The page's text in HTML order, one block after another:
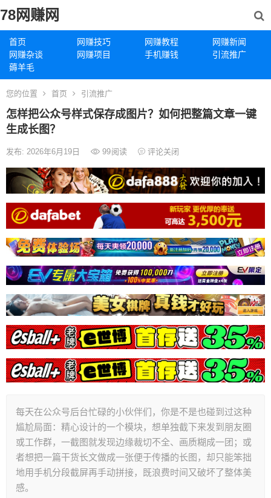
78网赚网
首页 网赚技巧 网赚教程
网赚新闻
网赚杂谈
网赚项目 手机赚钱
引流推广
薅羊毛
您的位置 首页 引流推广
怎样把公众号样式保存成图片？如何把整篇文章一键
生成长图？
发布: 2026年6月19日 99阅读 评论关闭
每天在公众号后台忙碌的小伙伴们，你是不是也碰到过这种
尴尬局面：精心设计的一个模块，想单独截下来发到朋友圈
或工作群，一截图就发现边缘裁切不全、画质糊成一团；或
者想把一篇干货长文做成一张便于传播的长图，却只能笨拙
地用手机分段截屏再手动拼接，既浪费时间又破坏了整体美
感。